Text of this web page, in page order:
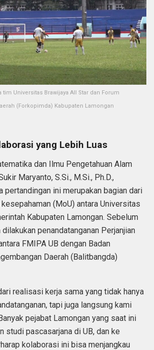
Universitas Brawijaya All Star dan Forum
(Forkopimda) Kabupaten Lamongan
yang Lebih Luas
dan Ilmu Pengetahuan Alam
Maryanto, S.Si., M.Si., Ph.D.,
pertandingan ini merupakan bagian dari
(MoU) antara Universitas
Kabupaten Lamongan. Sebelum
penandatanganan Perjanjian
FMIPA UB dengan Badan
Daerah (Balitbangda)
realisasi kerja sama yang tidak hanya
tapi juga langsung kami
pejabat Lamongan yang saat ini
studi pascasarjana di UB, dan ke
kolaborasi ini bisa menjangkau